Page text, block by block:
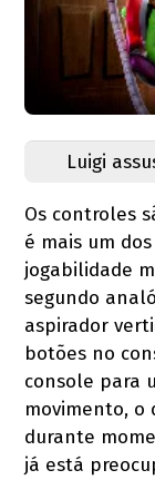
Luigi
Os controles
é mais um
jogabilidade
segundo
aspirador
botões no
console para
movimento, o
durante
já está